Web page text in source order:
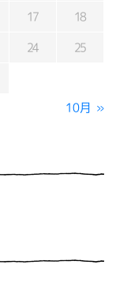
17 18
24 25
10月 »